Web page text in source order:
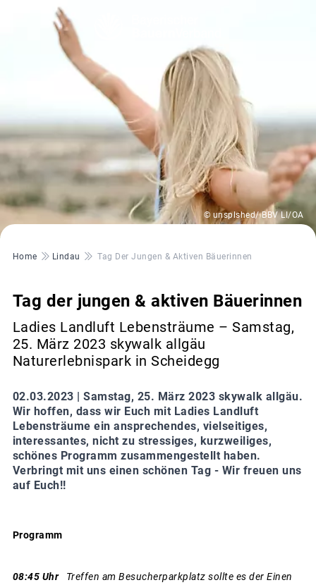
© unsplshed/ BBV LI/OA
Pfadnavigation
Home Lindau Tag Der Jungen & Aktiven Bäuerinnen
Tag der jungen & aktiven Bäuerinnen
Ladies Landluft Lebensträume – Samstag,
25. März 2023 skywalk allgäu
Naturerlebnispark in Scheidegg
02.03.2023 | Samstag, 25. März 2023 skywalk allgäu.
Wir hoffen, dass wir Euch mit Ladies Landluft
Lebensträume ein ansprechendes, vielseitiges,
interessantes, nicht zu stressiges, kurzweiliges,
schönes Programm zusammengestellt haben.
Verbringt mit uns einen schönen Tag - Wir freuen uns
auf Euch!!
Programm
08:45 Uhr Treffen am Besucherparkplatz sollte es der Einen